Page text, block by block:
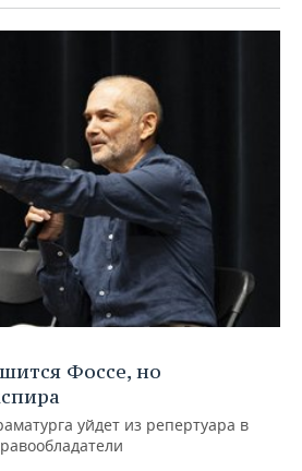
Фоссе, но
уйдет из репертуара в